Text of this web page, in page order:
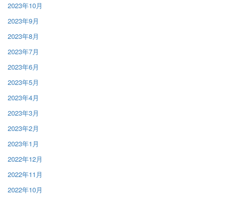
2023年10月
2023年9月
2023年8月
2023年7月
2023年6月
2023年5月
2023年4月
2023年3月
2023年2月
2023年1月
2022年12月
2022年11月
2022年10月